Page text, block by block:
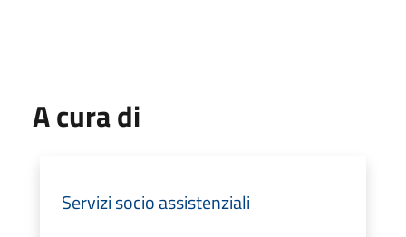
A cura di
Servizi socio assistenziali